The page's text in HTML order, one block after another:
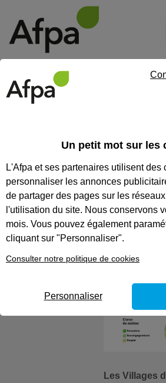
Fil info
Les Villages
Un petit mot sur les
L'Afpa et ses partenaires utilisent des
personnaliser les annonces
de partager des pages sur les
l'utilisation du site. Nous conservons
mois. Vous pouvez également
cliquant sur "Personnaliser".
Consulter notre politique de cookies
Personnaliser